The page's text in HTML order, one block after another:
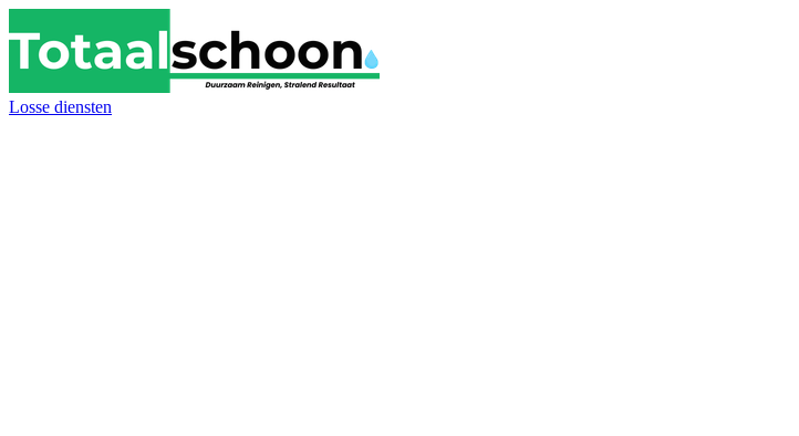
Losse diensten